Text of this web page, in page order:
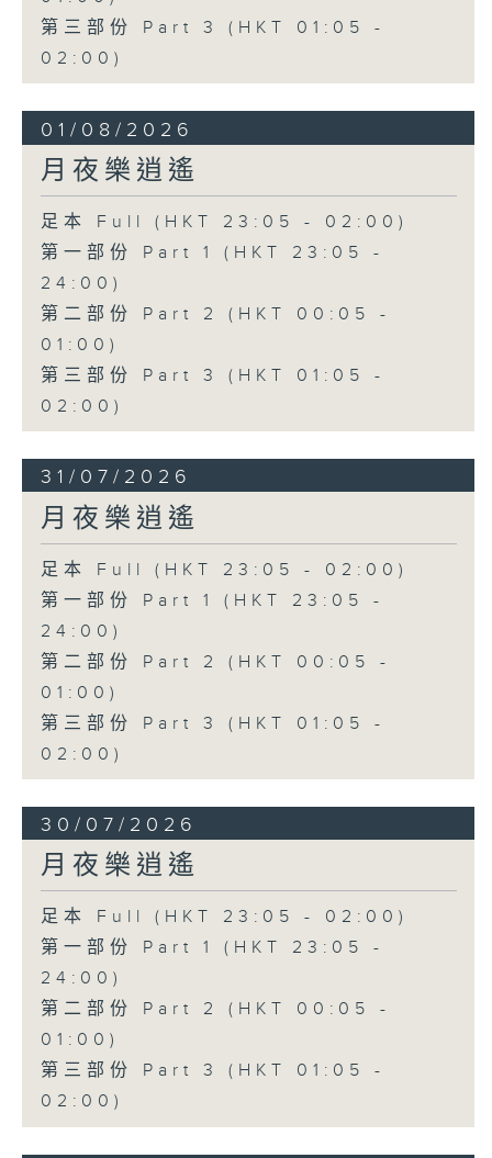
第三部份 Part 3 (HKT 01:05 -
02:00)
01/08/2026
月夜樂逍遙
足本 Full (HKT 23:05 - 02:00)
第一部份 Part 1 (HKT 23:05 -
24:00)
第二部份 Part 2 (HKT 00:05 -
01:00)
第三部份 Part 3 (HKT 01:05 -
02:00)
31/07/2026
月夜樂逍遙
足本 Full (HKT 23:05 - 02:00)
第一部份 Part 1 (HKT 23:05 -
24:00)
第二部份 Part 2 (HKT 00:05 -
01:00)
第三部份 Part 3 (HKT 01:05 -
02:00)
30/07/2026
月夜樂逍遙
足本 Full (HKT 23:05 - 02:00)
第一部份 Part 1 (HKT 23:05 -
24:00)
第二部份 Part 2 (HKT 00:05 -
01:00)
第三部份 Part 3 (HKT 01:05 -
02:00)